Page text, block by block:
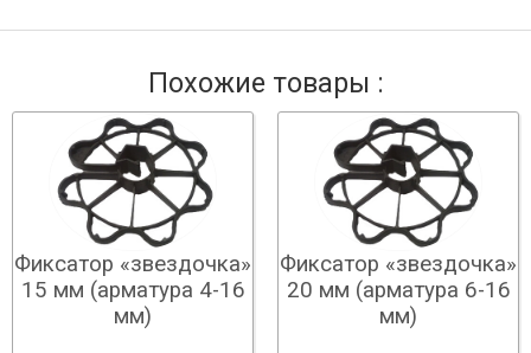
Похожие товары :
Фиксатор «звездочка»
15 мм (арматура 4-16
мм)
Фиксатор «звездочка»
20 мм (арматура 6-16
мм)